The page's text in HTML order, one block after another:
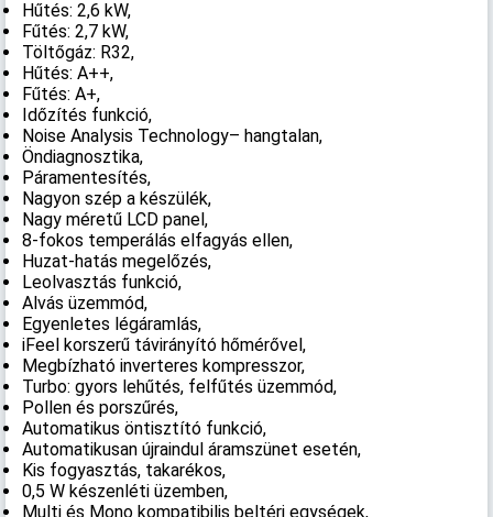
Hűtés: 2,6 kW,
Fűtés: 2,7 kW,
Töltőgáz: R32,
Hűtés: A++,
Fűtés: A+,
Időzítés funkció,
Noise Analysis Technology– hangtalan,
Öndiagnosztika,
Páramentesítés,
Nagyon szép a készülék,
Nagy méretű LCD panel,
8-fokos temperálás elfagyás ellen,
Huzat-hatás megelőzés,
Leolvasztás funkció,
Alvás üzemmód,
Egyenletes légáramlás,
iFeel korszerű távirányító hőmérővel,
Megbízható inverteres kompresszor,
Turbo: gyors lehűtés, felfűtés üzemmód,
Pollen és porszűrés,
Automatikus öntisztító funkció,
Automatikusan újraindul áramszünet esetén,
Kis fogyasztás, takarékos,
0,5 W készenléti üzemben,
Multi és Mono kompatibilis beltéri egységek,